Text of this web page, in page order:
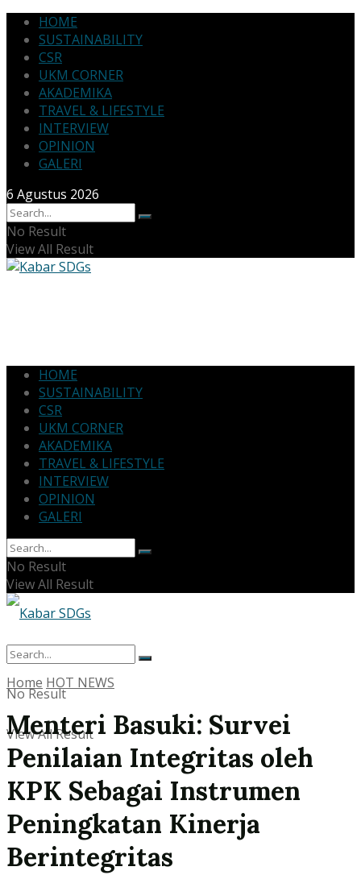
HOME
SUSTAINABILITY
CSR
UKM CORNER
AKADEMIKA
TRAVEL & LIFESTYLE
INTERVIEW
OPINION
GALERI
6 Agustus 2026
No Result
View All Result
HOME
SUSTAINABILITY
CSR
UKM CORNER
AKADEMIKA
TRAVEL & LIFESTYLE
INTERVIEW
OPINION
GALERI
No Result
View All Result
No Result
View All Result
Home HOT NEWS
Menteri Basuki: Survei
Penilaian Integritas oleh
KPK Sebagai Instrumen
Peningkatan Kinerja
Berintegritas